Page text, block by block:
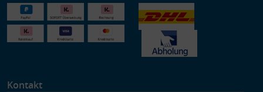
Kontakt